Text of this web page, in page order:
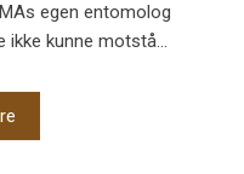
egen entomolog
ikke kunne motstå...